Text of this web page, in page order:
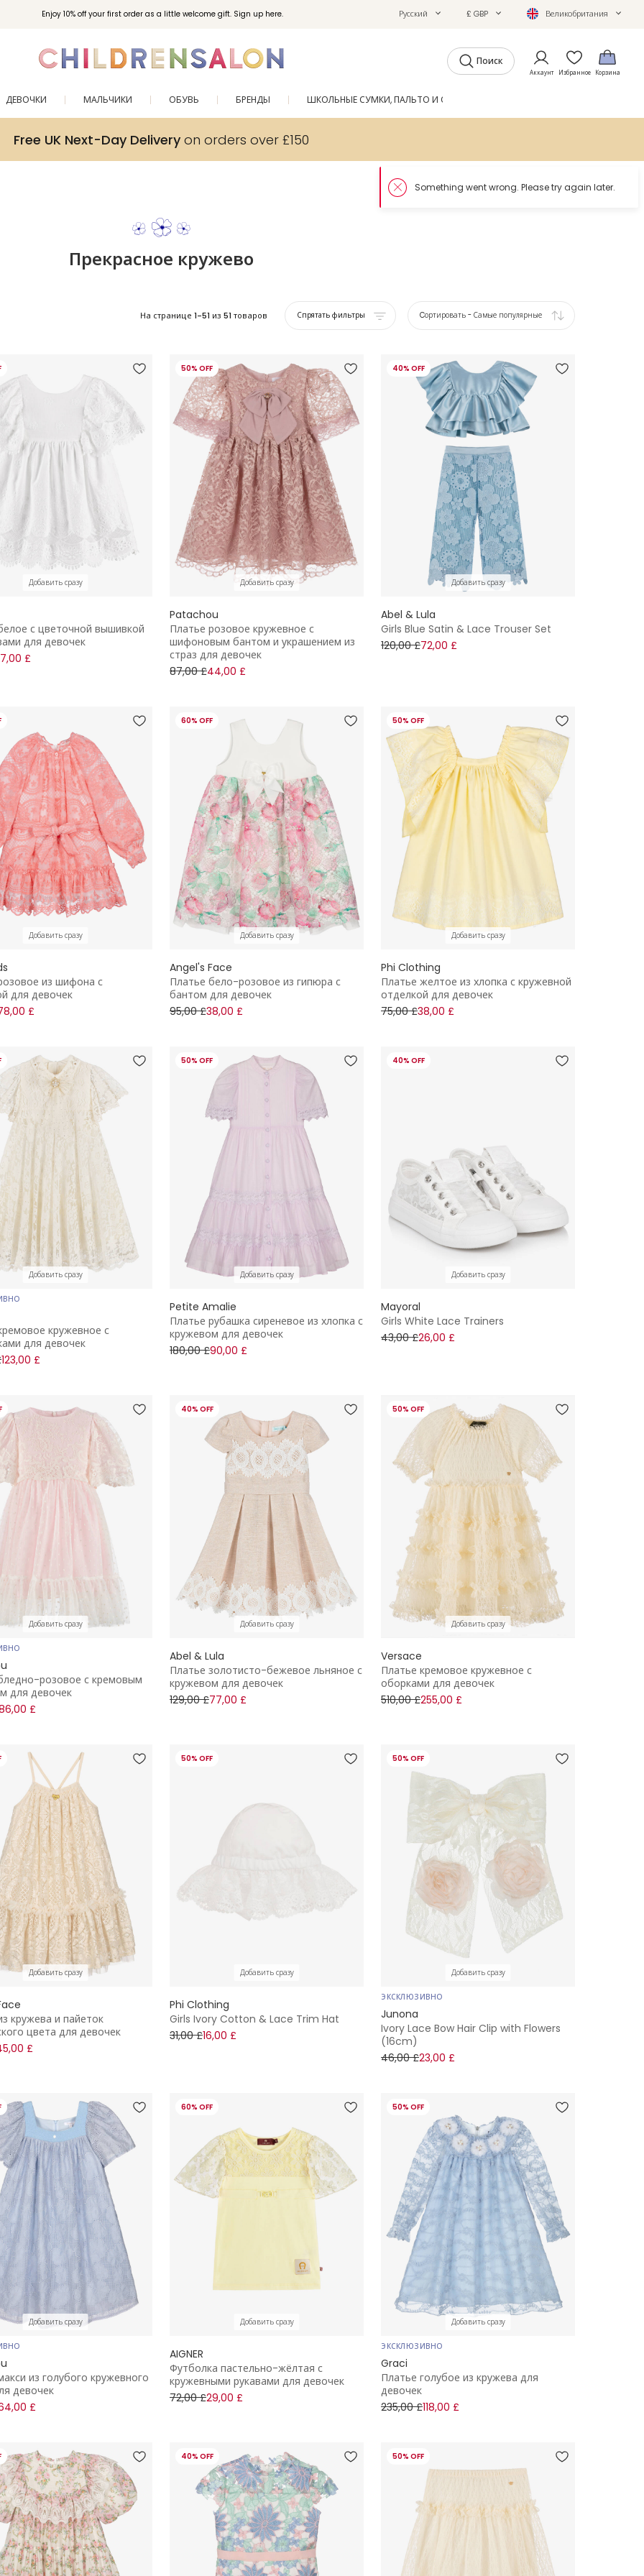
Enjoy 10% off your first order as a little welcome gift. Sign up here. Русский £ GBP Великобритания
Поиск
Аккаунт Избранное Корзина
ДЕВОЧКИ МАЛЬЧИКИ ОБУВЬ БРЕНДЫ ШКОЛЬНЫЕ СУМКИ, ПАЛЬТО И ОБУВЬ
Free UK Next-Day Deliveryon orders over £150
Прекрасное кружево
На странице 1-51 из 51 товаров Спрятать фильтры Cортировать - Самые популярные
Добавить сразу
с цветочной вышивкой
для девочек
£
50% OFF
Добавить сразу
Patachou
Платье розовое кружевное с
шифоновым бантом и украшением из
страз для девочек
87,00 £44,00 £
40% OFF
Добавить сразу
Abel & Lula
Girls Blue Satin & Lace Trouser Set
120,00 £72,00 £
Добавить сразу
из шифона с
для девочек
£
60% OFF
Добавить сразу
Angel's Face
Платье бело-розовое из гипюра с
бантом для девочек
95,00 £38,00 £
50% OFF
Добавить сразу
Phi Clothing
Платье желтое из хлопка с кружевной
отделкой для девочек
75,00 £38,00 £
Добавить сразу
кружевное с
для девочек
123,00 £
50% OFF
Добавить сразу
Petite Amalie
Платье рубашка сиреневое из хлопка с
кружевом для девочек
180,00 £90,00 £
40% OFF
Добавить сразу
Mayoral
Girls White Lace Trainers
43,00 £26,00 £
Добавить сразу
розовое с кремовым
для девочек
£
40% OFF
Добавить сразу
Abel & Lula
Платье золотисто-бежевое льняное с
кружевом для девочек
129,00 £77,00 £
50% OFF
Добавить сразу
Versace
Платье кремовое кружевное с
оборками для девочек
510,00 £255,00 £
Добавить сразу
кружева и пайеток
цвета для девочек
£
50% OFF
Добавить сразу
Phi Clothing
Girls Ivory Cotton & Lace Trim Hat
31,00 £16,00 £
50% OFF
Добавить сразу
ЭКСКЛЮЗИВНО
Junona
Ivory Lace Bow Hair Clip with Flowers
(16cm)
46,00 £23,00 £
Добавить сразу
из голубого кружевного
девочек
£
60% OFF
Добавить сразу
AIGNER
Футболка пастельно-жёлтая с
кружевными рукавами для девочек
72,00 £29,00 £
50% OFF
Добавить сразу
ЭКСКЛЮЗИВНО
Graci
Платье голубое из кружева для
девочек
235,00 £118,00 £
40% OFF 50% OFF